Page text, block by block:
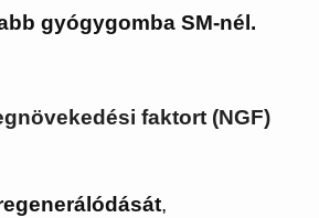
gyógygomba SM-nél.
faktort (NGF)
,